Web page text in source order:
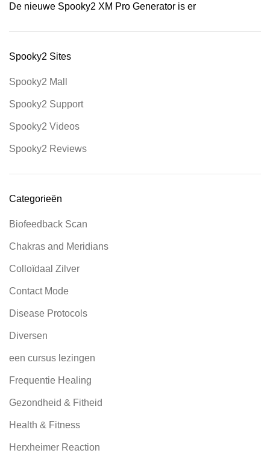
De nieuwe Spooky2 XM Pro Generator is er
Spooky2 Sites
Spooky2 Mall
Spooky2 Support
Spooky2 Videos
Spooky2 Reviews
Categorieën
Biofeedback Scan
Chakras and Meridians
Colloïdaal Zilver
Contact Mode
Disease Protocols
Diversen
een cursus lezingen
Frequentie Healing
Gezondheid & Fitheid
Health & Fitness
Herxheimer Reaction